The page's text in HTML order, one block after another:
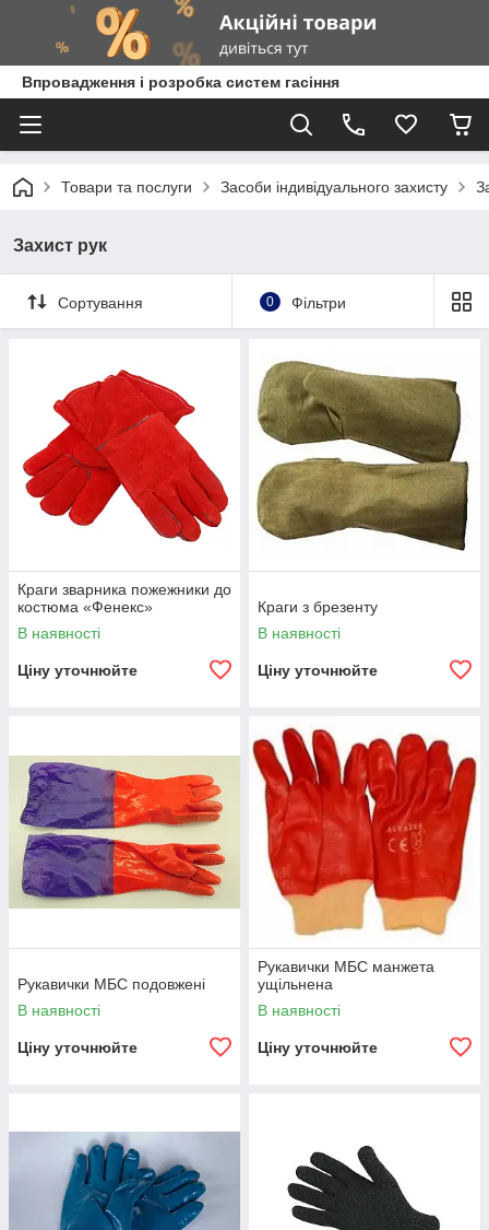
Впровадження і розробка систем гасіння
Товари та послуги Засоби індивідуального захисту
Захист рук
Сортування 0 Фільтри
Краги зварника пожежники до
костюма «Фенекс»
В наявності
Ціну уточнюйте
Краги з брезенту
В наявності
Ціну уточнюйте
Рукавички МБС подовжені
В наявності
Ціну уточнюйте
Рукавички МБС манжета
ущільнена
В наявності
Ціну уточнюйте